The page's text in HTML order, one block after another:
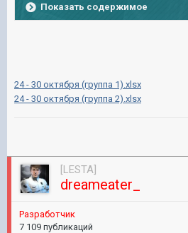
Показать содержимое
24 - 30 октября (группа 1).xlsx
24 - 30 октября (группа 2).xlsx
[LESTA]
dreameater_
Разработчик
7 109 публикаций